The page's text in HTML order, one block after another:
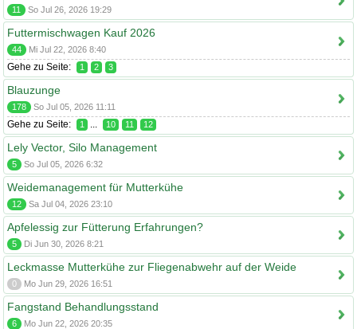
11 So Jul 26, 2026 19:29
Futtermischwagen Kauf 2026
44 Mi Jul 22, 2026 8:40
Gehe zu Seite: 1 2 3
Blauzunge
178 So Jul 05, 2026 11:11
Gehe zu Seite: 1 ... 10 11 12
Lely Vector, Silo Management
5 So Jul 05, 2026 6:32
Weidemanagement für Mutterkühe
12 Sa Jul 04, 2026 23:10
Apfelessig zur Fütterung Erfahrungen?
5 Di Jun 30, 2026 8:21
Leckmasse Mutterkühe zur Fliegenabwehr auf der Weide
0 Mo Jun 29, 2026 16:51
Fangstand Behandlungsstand
6 Mo Jun 22, 2026 20:35